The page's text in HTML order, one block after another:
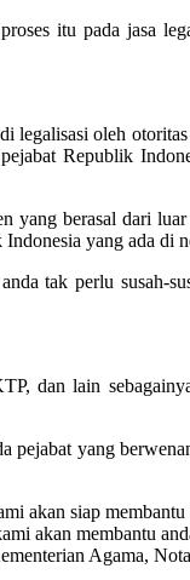
itu pada jasa
legalisasi oleh
Republik
yang berasal dari
yang ada di
tak perlu susah-
dan lain
yang
akan siap
akan membantu
Agama,